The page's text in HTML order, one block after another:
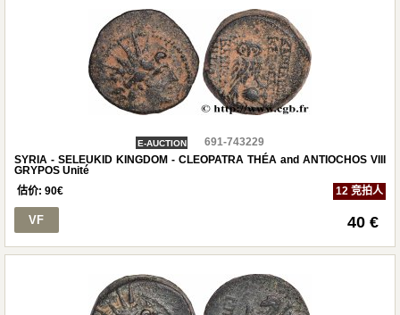
E-AUCTION
691-743229
SYRIA - SELEUKID KINGDOM - CLEOPATRA THÉA and ANTIOCHOS VIII
GRYPOS Unité
估价: 90€ 12 竞拍人
VF 40 €